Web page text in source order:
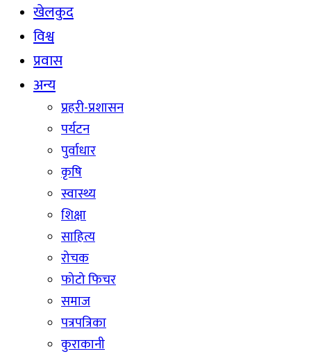
खेलकुद
विश्व
प्रवास
अन्य
प्रहरी-प्रशासन
पर्यटन
पुर्वाधार
कृषि
स्वास्थ्य
शिक्षा
साहित्य
रोचक
फोटो फिचर
समाज
पत्रपत्रिका
कुराकानी